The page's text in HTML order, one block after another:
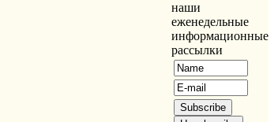
наши
еженедельные
информационные
рассылки